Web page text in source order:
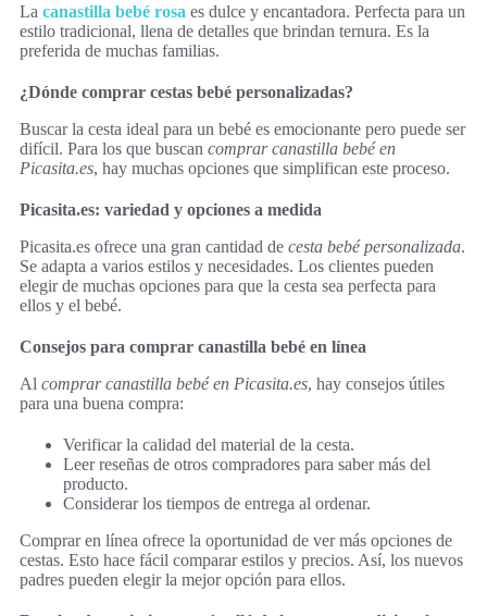
La canastilla bebé rosa es dulce y encantadora. Perfecta para un
estilo tradicional, llena de detalles que brindan ternura. Es la
preferida de muchas familias.
¿Dónde comprar cestas bebé personalizadas?
Buscar la cesta ideal para un bebé es emocionante pero puede ser
difícil. Para los que buscan comprar canastilla bebé en
Picasita.es, hay muchas opciones que simplifican este proceso.
Picasita.es: variedad y opciones a medida
Picasita.es ofrece una gran cantidad de cesta bebé personalizada.
Se adapta a varios estilos y necesidades. Los clientes pueden
elegir de muchas opciones para que la cesta sea perfecta para
ellos y el bebé.
Consejos para comprar canastilla bebé en línea
Al comprar canastilla bebé en Picasita.es, hay consejos útiles
para una buena compra:
Verificar la calidad del material de la cesta.
Leer reseñas de otros compradores para saber más del
producto.
Considerar los tiempos de entrega al ordenar.
Comprar en línea ofrece la oportunidad de ver más opciones de
cestas. Esto hace fácil comparar estilos y precios. Así, los nuevos
padres pueden elegir la mejor opción para ellos.